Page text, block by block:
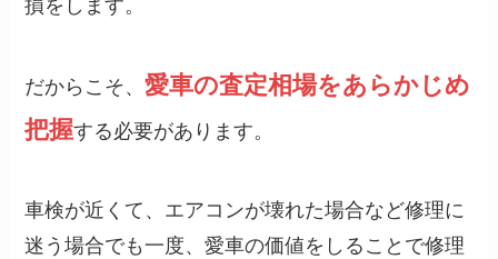
だからこそ、愛車の査定相場をあらかじめ
把握する必要があります。
車検が近くて、エアコンが壊れた場合など修理に
迷う場合でも一度、愛車の価値をしることで修理